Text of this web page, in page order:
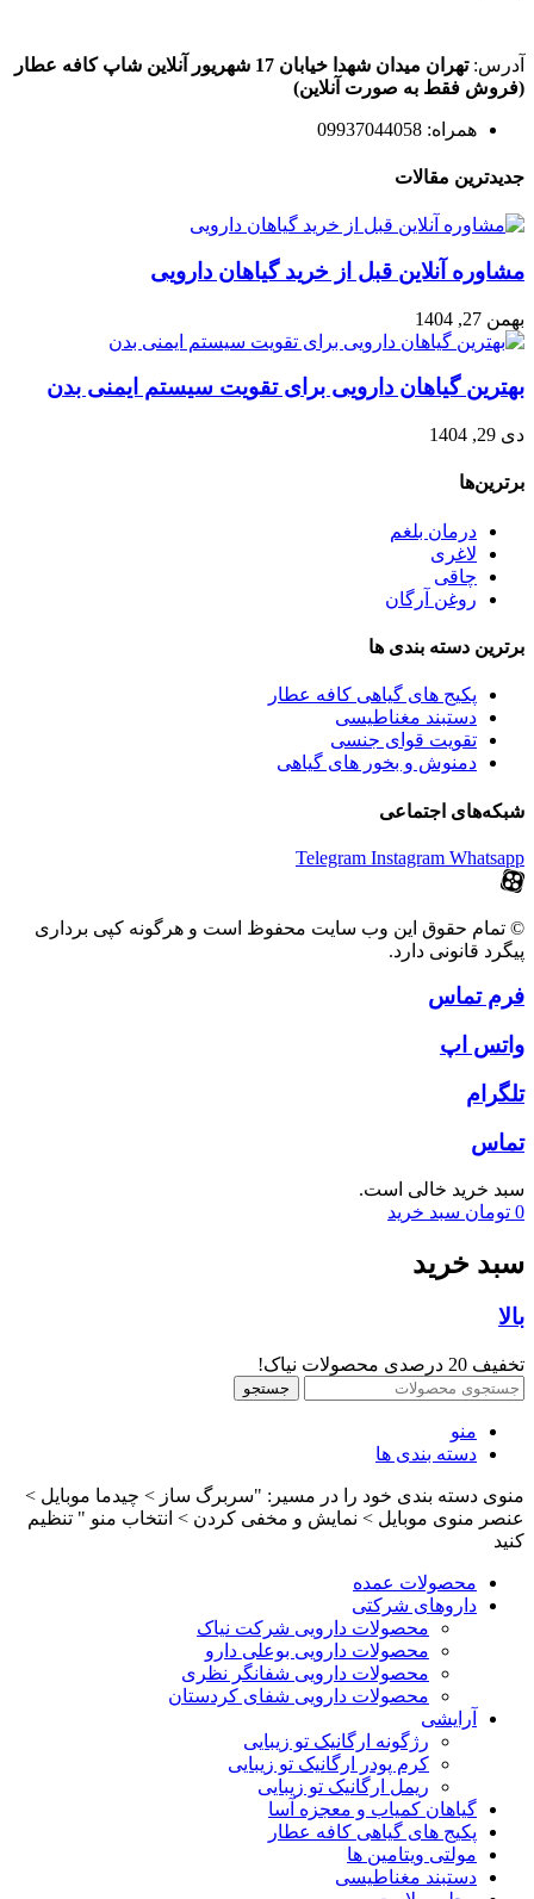
آدرس:تهران میدان شهدا خیابان 17 شهریور آنلاین شاپ کافه عطار
(فروش فقط به صورت آنلاین)
همراه: 09937044058
جدیدترین مقالات
مشاوره آنلاین قبل از خرید گیاهان دارویی
بهمن 27, 1404
بهترین گیاهان دارویی برای تقویت سیستم ایمنی بدن
دی 29, 1404
برترین‌ها
درمان بلغم
لاغری
چاقی
روغن آرگان
برترین‌ دسته بندی ها
پکیج های گیاهی کافه عطار
دستبند مغناطیسی
تقویت قوای جنسی
دمنوش و بخور های گیاهی
شبکه‌های اجتماعی
Telegram Instagram Whatsapp
© تمام حقوق این وب سایت محفوظ است و هرگونه کپی برداری
پیگرد قانونی دارد.
فرم تماس
واتس اپ
تلگرام
تماس
سبد خرید خالی است.
0 تومان سبد خرید
سبد خرید
بالا
تخفیف 20 درصدی محصولات نیاک!
جستجو
منو
دسته بندی ها
منوی دسته بندی خود را در مسیر: "سربرگ ساز > چیدما موبایل >
عنصر منوی موبایل > نمایش و مخفی کردن > انتخاب منو " تنظیم
کنید
محصولات عمده
داروهای شرکتی
محصولات دارویی شرکت نیاک
محصولات دارویی بوعلی دارو
محصولات دارویی شفانگر نظری
محصولات دارویی شفای کردستان
آرایشی
رژگونه ارگانیک تو زیبایی
کرم پودر ارگانیک تو زیبایی
ریمل ارگانیک تو زیبایی
گیاهان کمیاب و معجزه آسا
پکیج های گیاهی کافه عطار
مولتی ویتامین ها
دستبند مغناطیسی